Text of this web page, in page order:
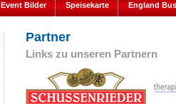
Event Bilder Speisekarte England Bus
Partner
Links zu unseren Partnern